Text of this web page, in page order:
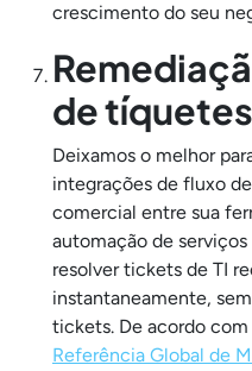
crescimento do seu
de
Deixamos o melhor
integrações de fluxo
comercial entre sua
automação de
resolver tickets de TI
instantaneamente,
tickets. De acordo com
Referência Global de